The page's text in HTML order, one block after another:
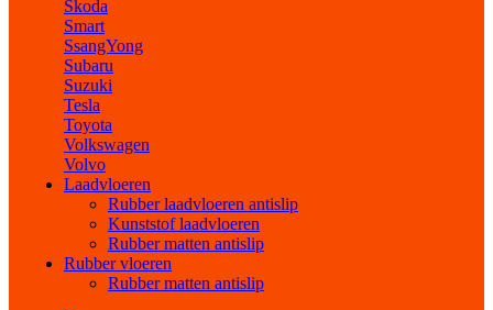
Skoda
Smart
SsangYong
Subaru
Suzuki
Tesla
Toyota
Volkswagen
Volvo
Laadvloeren
Rubber laadvloeren antislip
Kunststof laadvloeren
Rubber matten antislip
Rubber vloeren
Rubber matten antislip